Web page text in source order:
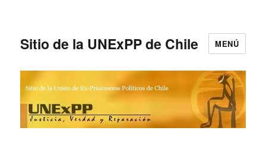
Sitio de la UNExPP de Chile MENÚ